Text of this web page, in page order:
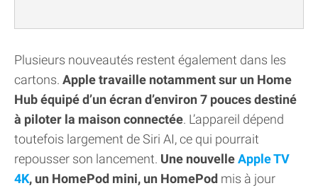
Plusieurs nouveautés restent également dans les
cartons. Apple travaille notamment sur un Home
Hub équipé d’un écran d’environ 7 pouces destiné
à piloter la maison connectée. L’appareil dépend
toutefois largement de Siri AI, ce qui pourrait
repousser son lancement. Une nouvelleApple TV
4K, un HomePod mini, un HomePod mis à jour